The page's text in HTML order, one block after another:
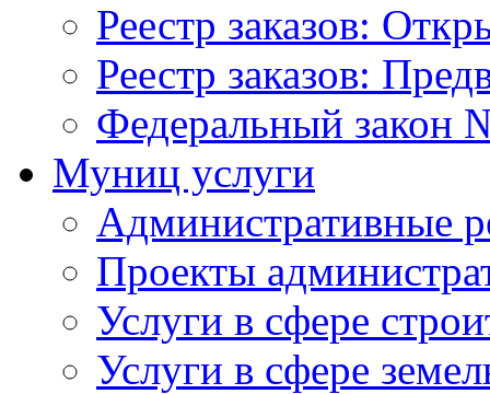
Реестр заказов:
Реестр заказов:
Федеральный закон
Муниц услуги
Административные
Проекты
Услуги в сфере
Услуги в сфере